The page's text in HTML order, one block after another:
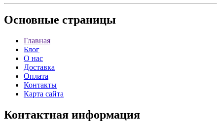
Основные страницы
Главная
Блог
О нас
Доставка
Оплата
Контакты
Карта сайта
Контактная информация